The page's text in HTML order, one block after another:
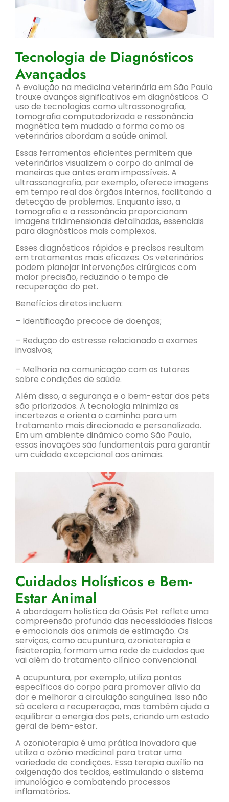
Tecnologia de Diagnósticos
Avançados
A evolução na medicina veterinária em São Paulo
trouxe avanços significativos em diagnósticos. O
uso de tecnologias como ultrassonografia,
tomografia computadorizada e ressonância
magnética tem mudado a forma como os
veterinários abordam a saúde animal.
Essas ferramentas eficientes permitem que
veterinários visualizem o corpo do animal de
maneiras que antes eram impossíveis. A
ultrassonografia, por exemplo, oferece imagens
em tempo real dos órgãos internos, facilitando a
detecção de problemas. Enquanto isso, a
tomografia e a ressonância proporcionam
imagens tridimensionais detalhadas, essenciais
para diagnósticos mais complexos.
Esses diagnósticos rápidos e precisos resultam
em tratamentos mais eficazes. Os veterinários
podem planejar intervenções cirúrgicas com
maior precisão, reduzindo o tempo de
recuperação do pet.
Benefícios diretos incluem:
– Identificação precoce de doenças;
– Redução do estresse relacionado a exames
invasivos;
– Melhoria na comunicação com os tutores
sobre condições de saúde.
Além disso, a segurança e o bem-estar dos pets
são priorizados. A tecnologia minimiza as
incertezas e orienta o caminho para um
tratamento mais direcionado e personalizado.
Em um ambiente dinâmico como São Paulo,
essas inovações são fundamentais para garantir
um cuidado excepcional aos animais.
Cuidados Holísticos e Bem-
Estar Animal
A abordagem holística da Oásis Pet reflete uma
compreensão profunda das necessidades físicas
e emocionais dos animais de estimação. Os
serviços, como acupuntura, ozonioterapia e
fisioterapia, formam uma rede de cuidados que
vai além do tratamento clínico convencional.
A acupuntura, por exemplo, utiliza pontos
específicos do corpo para promover alívio da
dor e melhorar a circulação sanguínea. Isso não
só acelera a recuperação, mas também ajuda a
equilibrar a energia dos pets, criando um estado
geral de bem-estar.
A ozonioterapia é uma prática inovadora que
utiliza o ozônio medicinal para tratar uma
variedade de condições. Essa terapia auxílio na
oxigenação dos tecidos, estimulando o sistema
imunológico e combatendo processos
inflamatórios.